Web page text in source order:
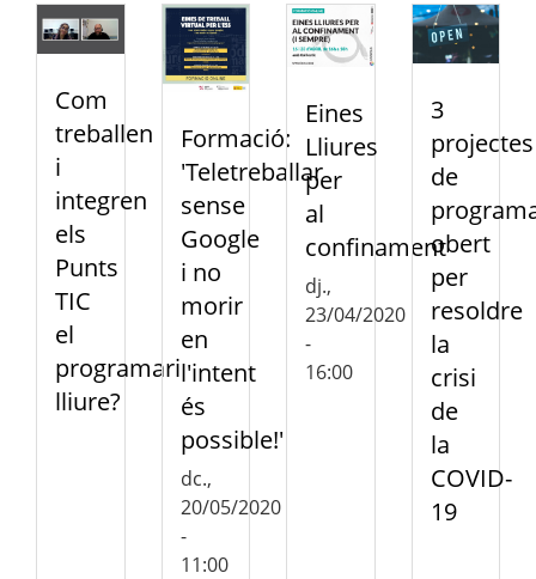
Com
treballen
i
integren
els
Punts
TIC
el
programari
lliure?
Formació:
'Teletreballar
sense
Google
i no
morir
en
l'intent
és
possible!'
dc.,
20/05/2020
-
11:00
Eines
Lliures
per
al
confinament
dj.,
23/04/2020
-
16:00
3
projectes
de
obert
per
resoldre
la
crisi
de
la
COVID-
19